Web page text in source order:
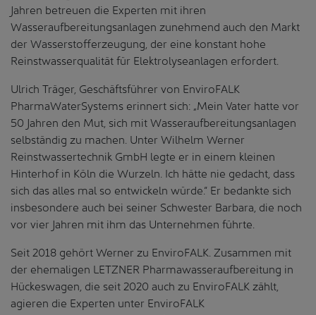
Jahren betreuen die Experten mit ihren
Wasseraufbereitungsanlagen zunehmend auch den Markt
der Wasserstofferzeugung, der eine konstant hohe
Reinstwasserqualität für Elektrolyseanlagen erfordert.
Ulrich Träger, Geschäftsführer von EnviroFALK
PharmaWaterSystems erinnert sich: „Mein Vater hatte vor
50 Jahren den Mut, sich mit Wasseraufbereitungsanlagen
selbständig zu machen. Unter Wilhelm Werner
Reinstwassertechnik GmbH legte er in einem kleinen
Hinterhof in Köln die Wurzeln. Ich hätte nie gedacht, dass
sich das alles mal so entwickeln würde.“ Er bedankte sich
insbesondere auch bei seiner Schwester Barbara, die noch
vor vier Jahren mit ihm das Unternehmen führte.
Seit 2018 gehört Werner zu EnviroFALK. Zusammen mit
der ehemaligen LETZNER Pharmawasseraufbereitung in
Hückeswagen, die seit 2020 auch zu EnviroFALK zählt,
agieren die Experten unter EnviroFALK